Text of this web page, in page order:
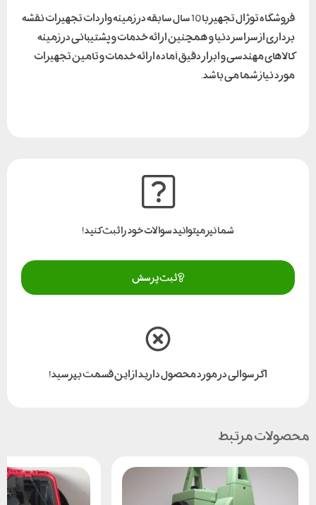
فروشگاه توژال تجهیز با 10 سال سابقه در زمینه واردات تجهیزات نقشه
برداری از سراسر دنیا و همچنین ارائه خدمات و پشتیبانی در زمینه
کالاهای مهندسی و ابزار دقیق آماده اراِئه خدمات و تامین تجهیزات
مورد نیاز شما می باشد.
شما نیز میتوانید سوالات خود را ثبت کنید!
ثبت پرسش
اگر سوالی در مورد محصول دارید از این قسمت بپرسید!
محصولات مرتبط